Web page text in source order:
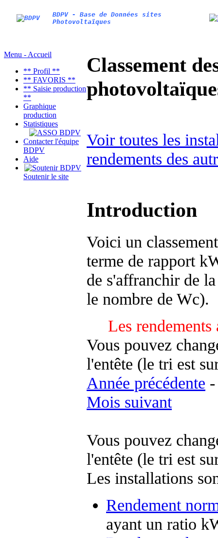
BDPV - Base de Données sites
Photovoltaïques
Menu - Accueil
** Profil **
** FAVORIS **
** Saisie production
**
Graphique
production
Statistiques
Contacter l'équipe
BDPV
Aide
Soutenir le site
Classement
Voir toutes les
rendements des
Introduction
Voici un
terme de rapport
de s'affranchir de
le nombre de Wc).
Les
Vous pouvez
l'entête (le tri est
Année précédente -
Mois suivant
Vous pouvez
l'entête (le tri est
Les installations
Rendement
ayant un ratio